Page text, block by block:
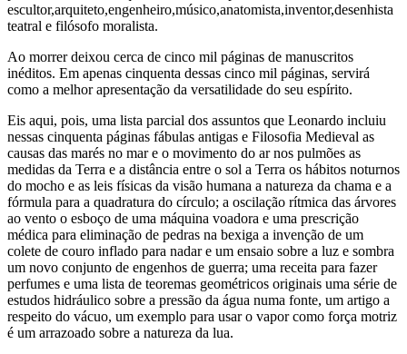
escultor,arquiteto,engenheiro,músico,anatomista,inventor,desenhista
teatral e filósofo moralista.
Ao morrer deixou cerca de cinco mil páginas de manuscritos
inéditos. Em apenas cinquenta dessas cinco mil páginas, servirá
como a melhor apresentação da versatilidade do seu espírito.
Eis aqui, pois, uma lista parcial dos assuntos que Leonardo incluiu
nessas cinquenta páginas fábulas antigas e Filosofia Medieval as
causas das marés no mar e o movimento do ar nos pulmões as
medidas da Terra e a distância entre o sol a Terra os hábitos noturnos
do mocho e as leis físicas da visão humana a natureza da chama e a
fórmula para a quadratura do círculo; a oscilação rítmica das árvores
ao vento o esboço de uma máquina voadora e uma prescrição
médica para eliminação de pedras na bexiga a invenção de um
colete de couro inflado para nadar e um ensaio sobre a luz e sombra
um novo conjunto de engenhos de guerra; uma receita para fazer
perfumes e uma lista de teoremas geométricos originais uma série de
estudos hidráulico sobre a pressão da água numa fonte, um artigo a
respeito do vácuo, um exemplo para usar o vapor como força motriz
é um arrazoado sobre a natureza da lua.